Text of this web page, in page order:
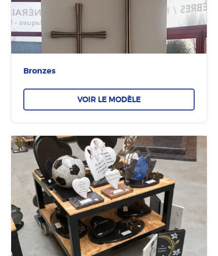
Bronzes
VOIR LE MODÈLE